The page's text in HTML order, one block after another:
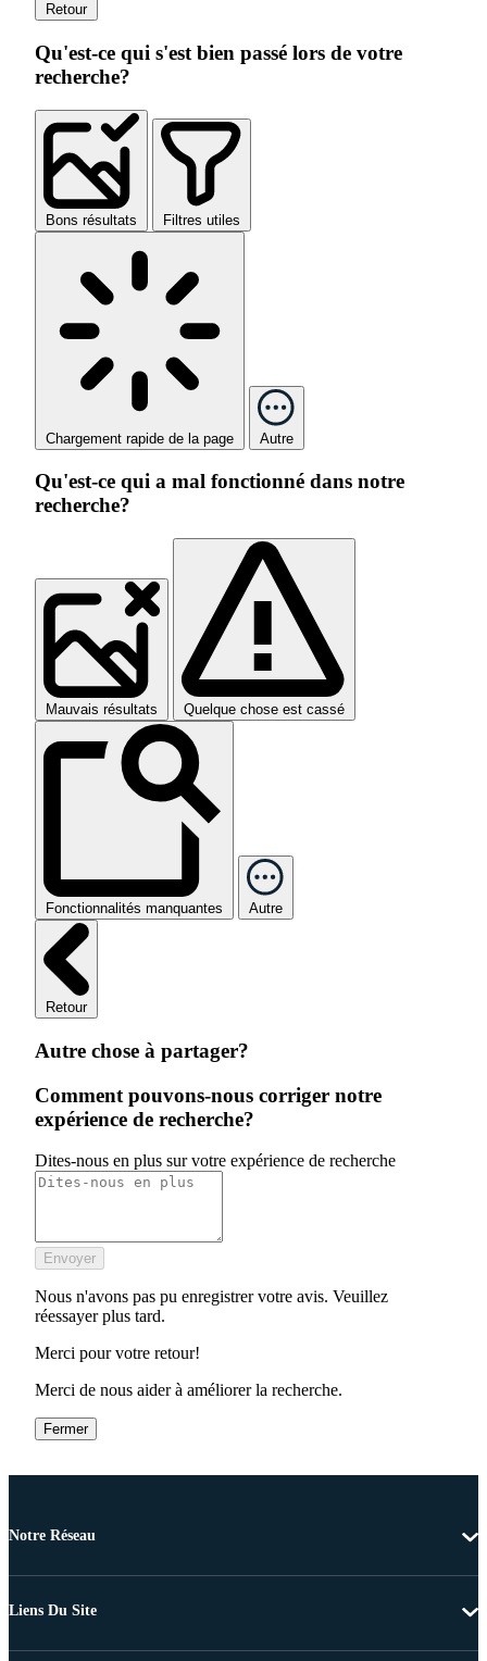
Retour
Qu'est-ce qui s'est bien passé lors de votre
recherche?
Bons résultats Filtres utiles
Chargement rapide de la page Autre
Qu'est-ce qui a mal fonctionné dans notre
recherche?
Mauvais résultats Quelque chose est cassé
Fonctionnalités manquantes Autre
Retour
Autre chose à partager?
Comment pouvons-nous corriger notre
expérience de recherche?
Dites-nous en plus sur votre expérience de recherche
Envoyer
Nous n'avons pas pu enregistrer votre avis. Veuillez
réessayer plus tard.
Merci pour votre retour!
Merci de nous aider à améliorer la recherche.
Fermer
Notre Réseau
Liens Du Site